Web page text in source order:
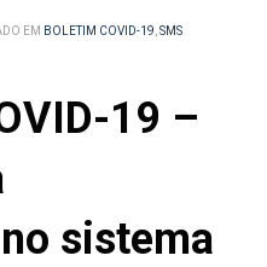
EM BOLETIM COVID-19,SMS
19 –
sistema